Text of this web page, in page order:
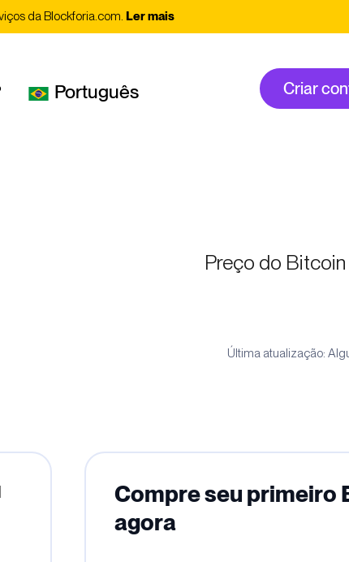
da Blockforia.com. Ler mais
Português Criar
Preço do Bitcoin
Última atualização:
Compre seu primeiro
agora